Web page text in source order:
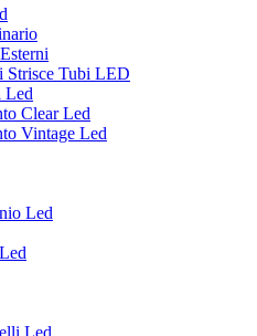
Strisce Tubi LED
Led
Clear Led
Vintage Led
Led
Led